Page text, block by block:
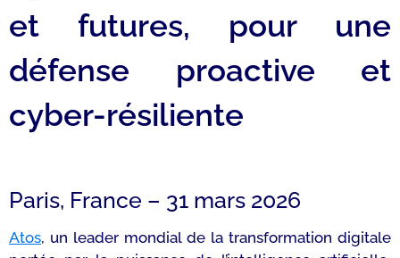
et futures, pour une
défense proactive et
cyber-résiliente
Paris, France – 31 mars 2026
Atos, un leader mondial de la transformation digitale